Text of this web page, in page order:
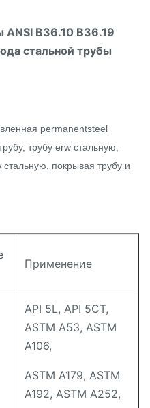
B36.10 B36.19
стальной трубы
permanentsteel
трубу erw стальную,
стальную, покрывая трубу и
Применение
API 5L, API 5CT,
ASTM A53, ASTM
A106,
ASTM A179, ASTM
A192, ASTM A252,